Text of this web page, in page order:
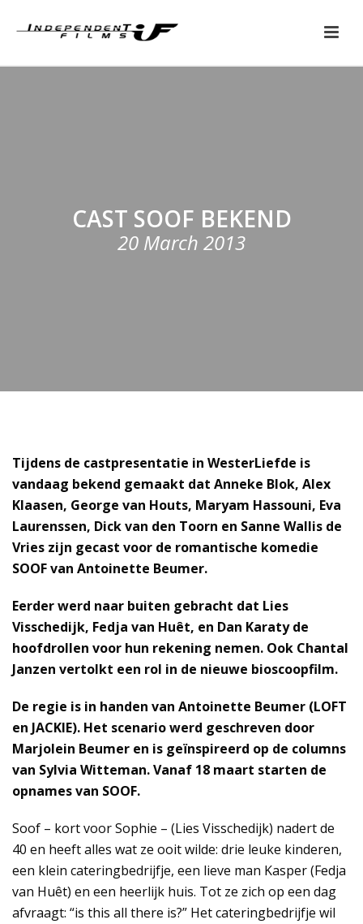
CAST SOOF BEKEND
20 March 2013
Tijdens de castpresentatie in WesterLiefde is
vandaag bekend gemaakt dat Anneke Blok, Alex
Klaasen, George van Houts, Maryam Hassouni, Eva
Laurenssen, Dick van den Toorn en Sanne Wallis de
Vries zijn gecast voor de romantische komedie
SOOF van Antoinette Beumer.
Eerder werd naar buiten gebracht dat Lies
Visschedijk, Fedja van Huêt, en Dan Karaty de
hoofdrollen voor hun rekening nemen. Ook Chantal
Janzen vertolkt een rol in de nieuwe bioscoopfilm.
De regie is in handen van Antoinette Beumer (LOFT
en JACKIE). Het scenario werd geschreven door
Marjolein Beumer en is geïnspireerd op de columns
van Sylvia Witteman. Vanaf 18 maart starten de
opnames van SOOF.
Soof – kort voor Sophie – (Lies Visschedijk) nadert de
40 en heeft alles wat ze ooit wilde: drie leuke kinderen,
een klein cateringbedrijfje, een lieve man Kasper (Fedja
van Huêt) en een heerlijk huis. Tot ze zich op een dag
afvraagt: “is this all there is?” Het cateringbedrijfje wil